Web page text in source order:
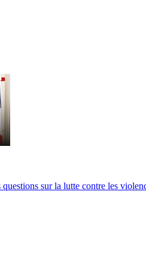
sur la lutte contre les